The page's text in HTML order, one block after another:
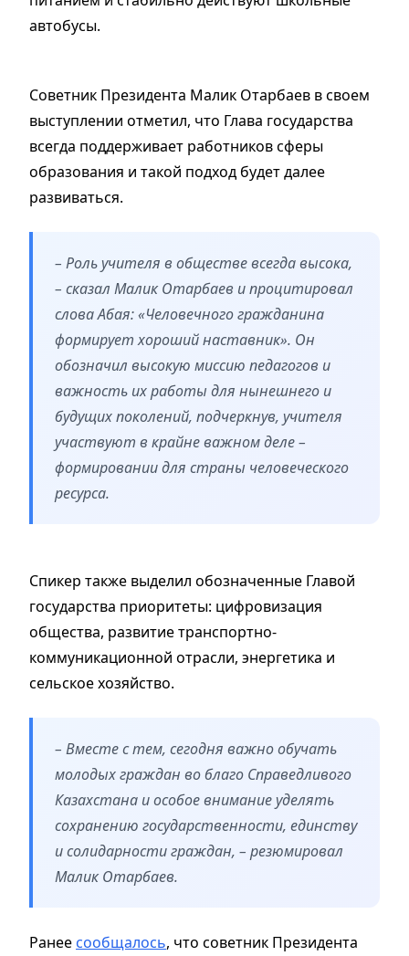
автобусы.
Советник Президента Малик Отарбаев в своем
выступлении отметил, что Глава государства
всегда поддерживает работников сферы
образования и такой подход будет далее
развиваться.
– Роль учителя в обществе всегда высока,
– сказал Малик Отарбаев и процитировал
слова Абая: «Человечного гражданина
формирует хороший наставник». Он
обозначил высокую миссию педагогов и
важность их работы для нынешнего и
будущих поколений, подчеркнув, учителя
участвуют в крайне важном деле –
формировании для страны человеческого
ресурса.
Спикер также выделил обозначенные Главой
государства приоритеты: цифровизация
общества, развитие транспортно-
коммуникационной отрасли, энергетика и
сельское хозяйство.
– Вместе с тем, сегодня важно обучать
молодых граждан во благо Справедливого
Казахстана и особое внимание уделять
сохранению государственности, единству
и солидарности граждан, – резюмировал
Малик Отарбаев.
Ранее сообщалось, что советник Президента